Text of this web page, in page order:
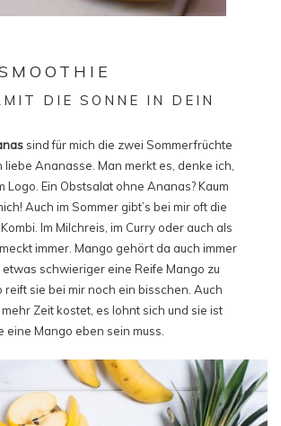
DIE SONNE IN DEIN
sind für mich die zwei Sommerfrüchte
liebe Ananasse. Man merkt es, denke ich,
Logo. Ein Obstsalat ohne Ananas? Kaum
Auch im Sommer gibt’s bei mir oft die
Im Milchreis, im Curry oder auch als
immer. Mango gehört da auch immer
etwas schwieriger eine Reife Mango zu
reift sie bei mir noch ein bisschen. Auch
Zeit kostet, es lohnt sich und sie ist
eine Mango eben sein muss.